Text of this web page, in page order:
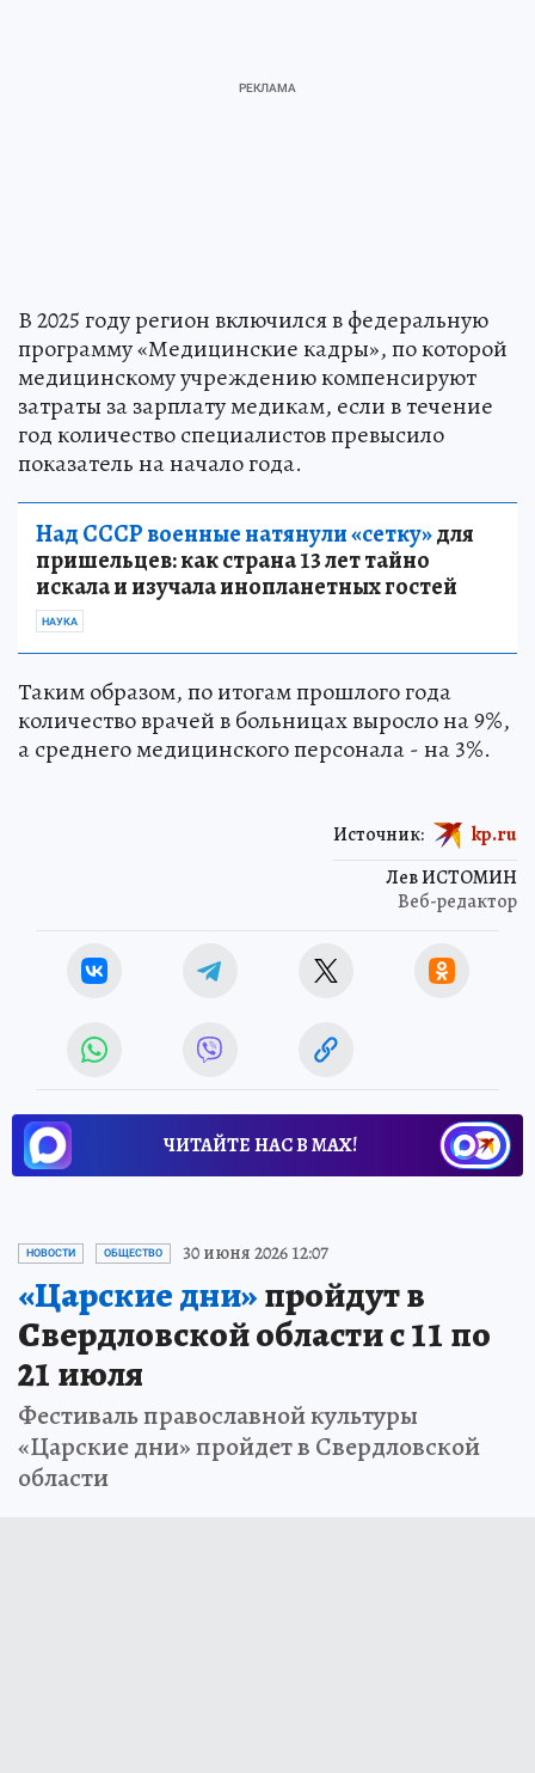
В 2025 году регион включился в федеральную
программу «Медицинские кадры», по которой
медицинскому учреждению компенсируют
затраты за зарплату медикам, если в течение
год количество специалистов превысило
показатель на начало года.
Над СССР военные натянули «сетку»для
пришельцев: как страна 13 лет тайно
искала и изучала инопланетных гостей
НАУКА
Таким образом, по итогам прошлого года
количество врачей в больницах выросло на 9%,
а среднего медицинского персонала - на 3%.
Лев ИСТОМИН
Веб-редактор
Источник: kp.ru
ЧИТАЙТЕ НАС В МАХ!
НОВОСТИ ОБЩЕСТВО 30 июня 2026 12:07
«Царские дни»пройдут в
Свердловской области с 11 по
21 июля
Фестиваль православной культуры
«Царские дни» пройдет в Свердловской
области